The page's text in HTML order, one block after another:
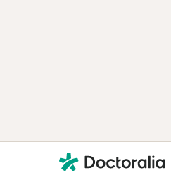
Contacto
Doctoralia - Página de inicio